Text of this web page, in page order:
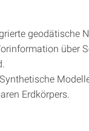
geodätische
über
Synthetische
Erdkörpers